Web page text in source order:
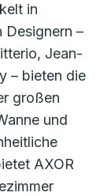
in
Designern –
Jean-
– bieten die
großen
und
AXOR